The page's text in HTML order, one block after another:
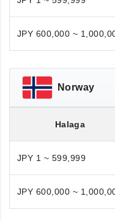
JPY 600,000 ~
Norway
Halaga
JPY 1 ~ 599,999
JPY 600,000 ~